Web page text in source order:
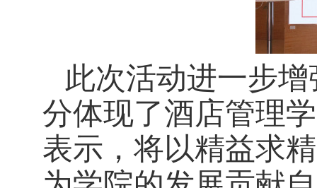
此次活动进一步增
分体现了酒店管理
表示， 将以精益求